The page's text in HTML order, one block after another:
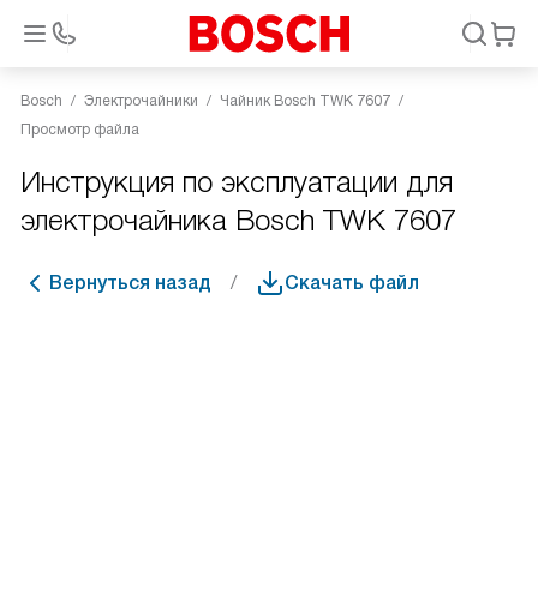
Bosch Электрочайники
Чайник Bosch TWK 7607
Просмотр файла
Инструкция по эксплуатации для
электрочайника Bosch TWK 7607
Вернуться назад Скачать файл